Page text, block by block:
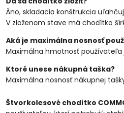
Áno, skladacia konštrukcia
V zloženom stave má chodítko
Aká je maximálna nosnosť
Maximálna hmotnosť používateľa
Ktoré unese nákupná taška?
Maximálna nosnosť nákupnej
Štvorkolesové chodítko